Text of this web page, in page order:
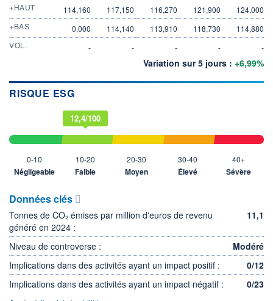
+HAUT
114,160 117,150 116,270 121,900
124,000
+BAS
0,000 114,140 113,910 118,730
114,880
VOL.
- - - - -
Variation sur 5 jours : +6,99%
RISQUE ESG
0-10
Négligeable
12,4/100
10-20
Faible
20-30
Moyen
30-40
Élevé
40+
Sévère
Données clés
Tonnes de CO₂ émises par million d'euros de revenu
généré en 2024 :
11,1
Niveau de controverse :
Modéré
Implications dans des activités ayant un impact positif :
0/12
Implications dans des activités ayant un impact négatif :
0/23